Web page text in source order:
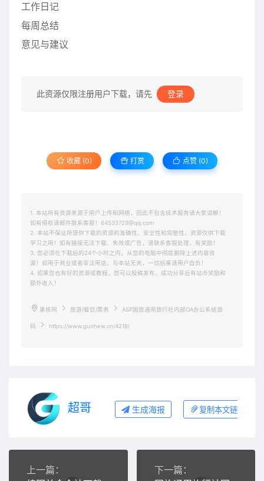
工作日记
每周总结
意见与建议
此资源仅限注册用户下载，请先 登录
收藏 (0) 打赏 点赞 (0)
1. 本站所有资源来源于用户上传和网络，因此不包含技术服务请大家谅解！
如有侵权请邮件联系客服！64533729@qq.com
2. 本站不保证所提供下载的资源的准确性、安全性和完整性，资源仅供下载
学习之用！如有链接无法下载、失效或广告，请联系客服处理，有奖励！
3. 您必须在下载后的24个小时之内，从您的电脑中彻底删除上述内容资
源！如用于商业或者非法用途，与本站无关，一切后果请用户自负！
4. 如果您也有好的资源或教程，您可以投稿发布，成功分享后有站币奖励和
额外收入！
果核网 旅游/餐饮/票务 ASP国旅通用旅行社内部OA办公系统源
码 https://www.guohew.cn/4218/
超哥 生成海报 复制本文链接
上一篇：
下一篇：